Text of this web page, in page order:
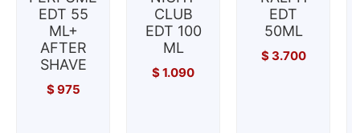
EDT 55
ML+
AFTER
SHAVE
$975
CLUB
EDT 100
ML
$1.090
EDT
50ML
$3.700